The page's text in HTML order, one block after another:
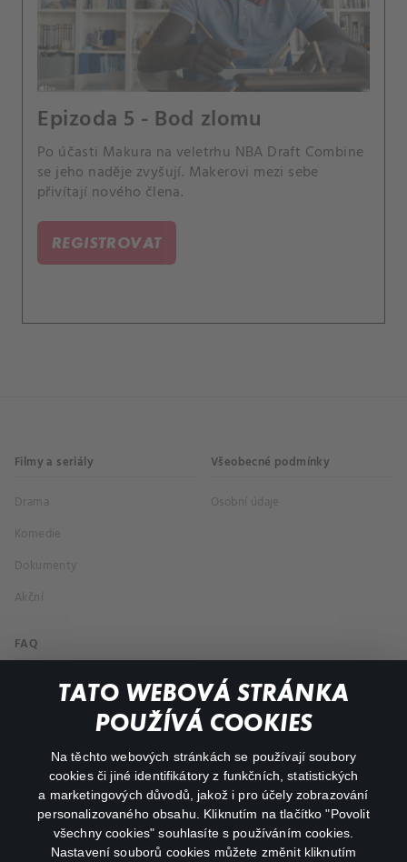
TATO WEBOVÁ STRÁNKA
POUŽÍVÁ COOKIES
Na těchto webových stránkách se používají soubory
cookies či jiné identifikátory z funkčních, statistických
a marketingových důvodů, jakož i pro účely zobrazování
personalizovaného obsahu. Kliknutím na tlačítko "Povolit
všechny cookies" souhlasíte s používáním cookies.
Nastavení souborů cookies můžete změnit kliknutím
Epizoda 5 - Bod zlomu
Po účasti Makura na veletrhu NBA Draft Combine
se jeho naděje zvyšují. Makerovi mezi sebe
přivítají nového člena.
REGISTROVAT
Filmy a seriály
Drama
Komedie
Dokumenty
Akční
Všeobecné podmínky
Osobní údaje
FAQ
Můj účet
Důležité odkazy
facebookinstagram
youtube